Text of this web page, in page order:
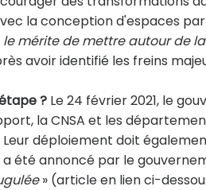
la conception d'espaces
le mérite de mettre autour de
avoir identifié les freins
? Le 24 février 2021, le
la CNSA et les
déploiement doit
été annoncé par le
» (article en lien ci-